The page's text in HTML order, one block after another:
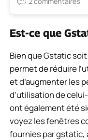
Est-ce que
Bien que Gstatic
permet de réduire
et d’augmenter les
d’utilisation de
ont également été
voyez les fenêtres
fournies par gstatic,